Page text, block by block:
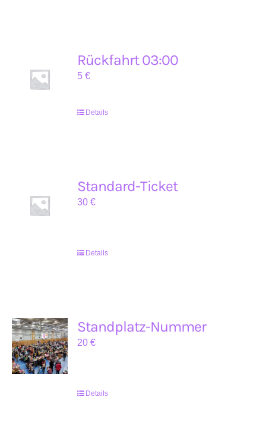
Rückfahrt 03:00
5€
Details
Standard-Ticket
30€
Details
Standplatz-Nummer
20€
Details